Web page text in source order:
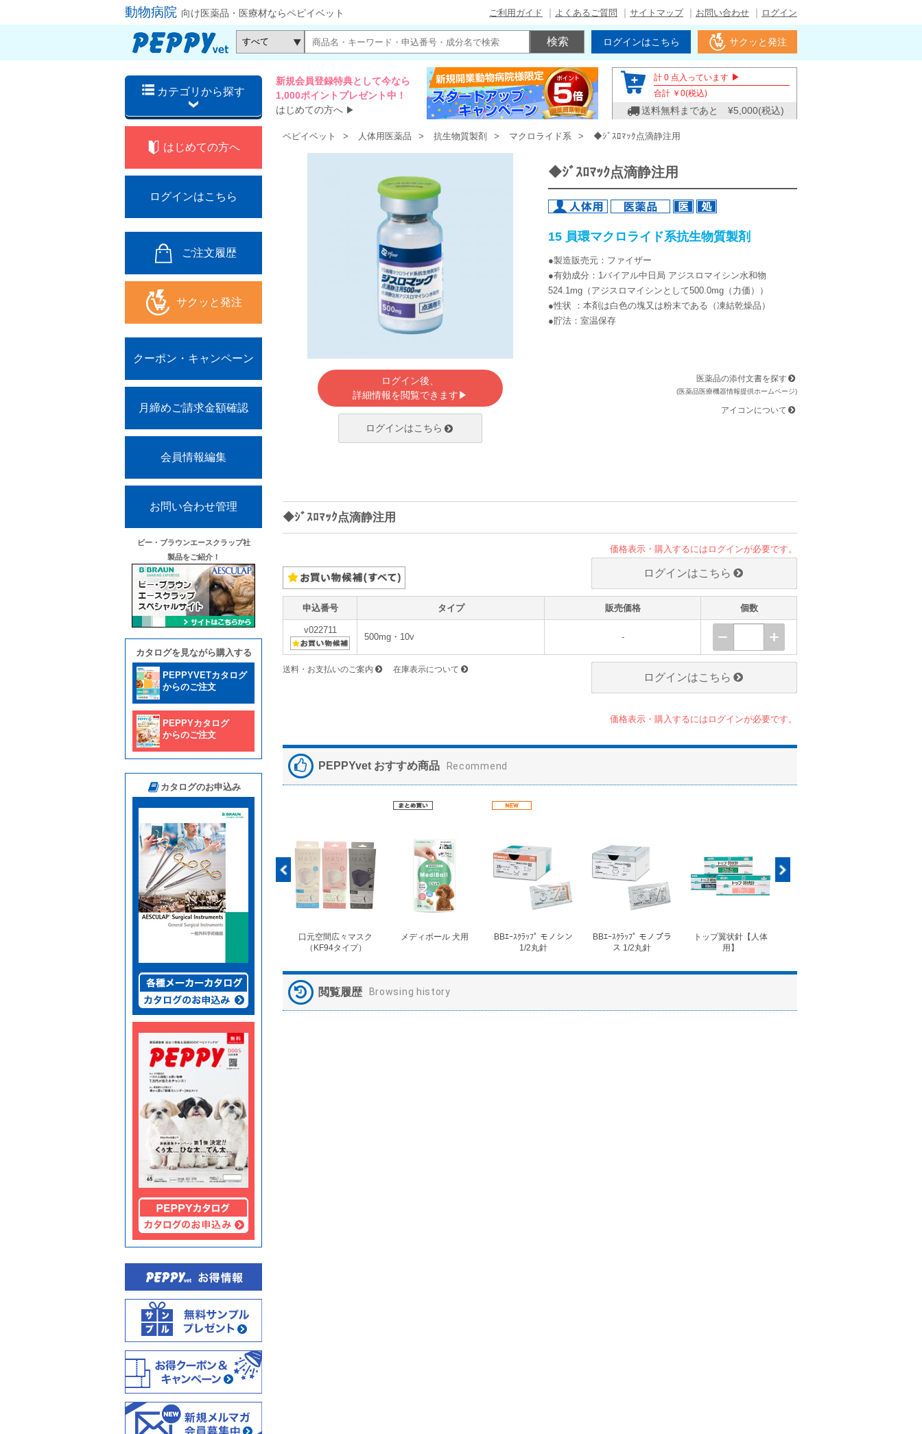
動物病院 向け医薬品・医療材ならペピイベット ご利用ガイド よくあるご質問 サイトマップ お問い合わせ ログイン
ログインはこちら サクッと発注
カテゴリから探す
新規会員登録特典として今なら
1,000ポイントプレゼント中！
はじめての方へ ▶
計 0 点入っています ▶
合計 ￥ 0(税込)
送料無料まであと ¥5,000(税込)
はじめての方へ
ログインはこちら
ご注文履歴
サクッと発注
クーポン・キャンペーン
月締めご請求金額確認
会員情報編集
お問い合わせ管理
ビー・ブラウンエースクラップ社
製品をご紹介！
カタログを見ながら購入する
PEPPYVETカタログ
からのご注文
PEPPYカタログ
からのご注文
カタログのお申込み
ペピイベット 人体用医薬品 抗生物質製剤 マクロライド系 ◆ｼﾞｽﾛﾏｯｸ点滴静注用
ログイン後、
詳細情報を閲覧できます▶
ログインはこちら
◆ｼﾞｽﾛﾏｯｸ点滴静注用
15 員環マクロライド系抗生物質製剤
●製造販売元：ファイザー
●有効成分：1バイアル中日局 アジスロマイシン水和物
524.1mg（アジスロマイシンとして500.0mg（力価））
●性状 ：本剤は白色の塊又は粉末である（凍結乾燥品）
●貯法：室温保存
医薬品の添付文書を探す
(医薬品医療機器情報提供ホームページ)
アイコンについて
◆ｼﾞｽﾛﾏｯｸ点滴静注用
価格表示・購入するにはログインが必要です。
ログインはこちら
申込番号 タイプ 販売価格 個数
v022711
500mg・10v -
送料・お支払いのご案内 在庫表示について
ログインはこちら
価格表示・購入するにはログインが必要です。
PEPPYvet おすすめ商品 Recommend
ペピイマジカルシーツ
口元空間広々マスク
（KF94タイプ）
メディボール 犬用
BBｴｰｽｸﾗｯﾌﾟ モノシン
1/2丸針
BBｴｰｽｸﾗｯﾌﾟ モノプラ
ス 1/2丸針
トップ翼状針【人体
用】
閲覧履歴 Browsing history